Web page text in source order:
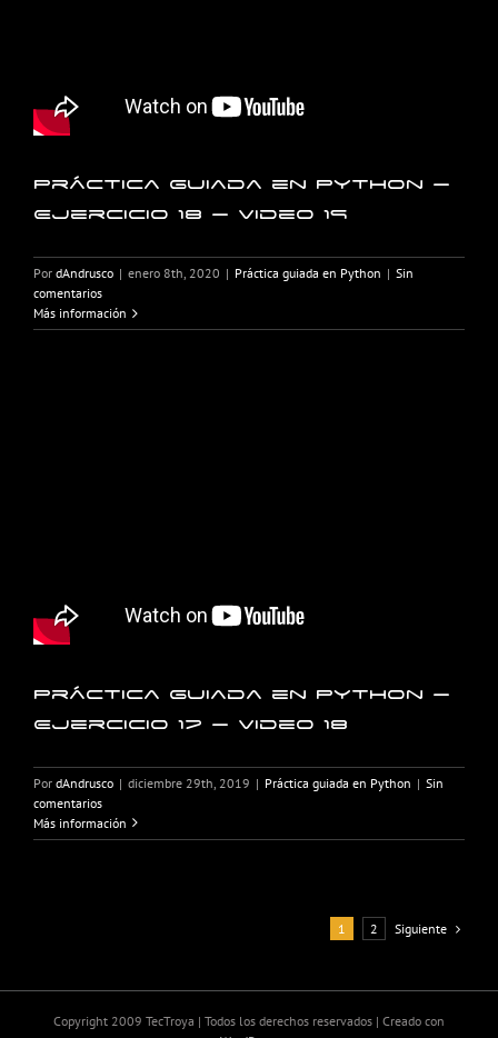
Práctica guiada en Python –
Ejercicio 18 – Video 19
Por dAndrusco | enero 8th, 2020 | Práctica guiada en Python | Sin
comentarios
Más información
Práctica guiada en Python –
Ejercicio 17 – Video 18
Por dAndrusco | diciembre 29th, 2019 | Práctica guiada en Python | Sin
comentarios
Más información
1 2 Siguiente
Copyright 2009 TecTroya | Todos los derechos reservados | Creado con